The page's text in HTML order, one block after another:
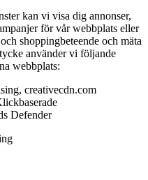
kan vi visa dig annonser,
för vår webbplats eller
shoppingbeteende och mäta
använder vi följande
webbplats:
creativecdn.com
Defender